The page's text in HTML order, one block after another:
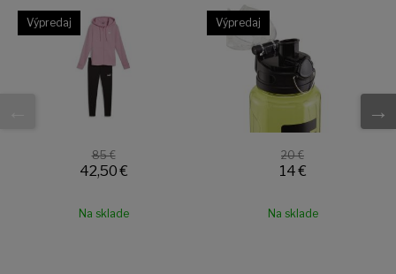
Výpredaj
85 €
42,50 €
Na sklade
Výpredaj
20 €
14 €
Na sklade